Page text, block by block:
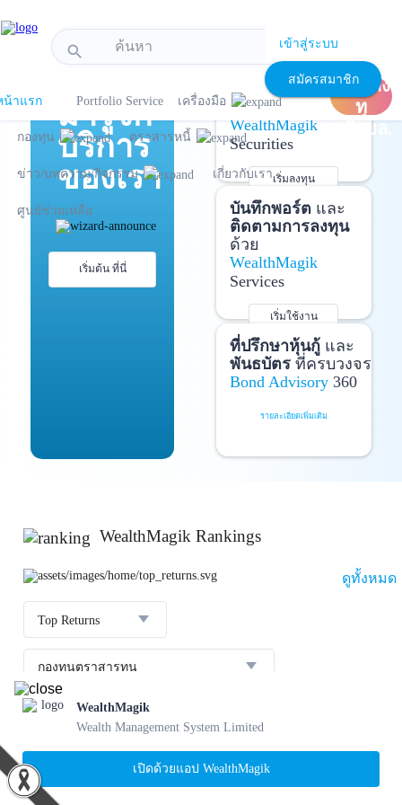
search เข้าสู่ระบบ
สมัครสมาชิก
น้าแรก
Portfolio Service เครื่องมือ
กองทุน ตราสารหนี้
ข่าว/บทความ/กิจกรรม เกี่ยวกับเรา
ศูนย์ช่วยเหลือ
เปิด
บัญชีลง
ทุ
นกับบล.
แนะนำ
มารู้จัก
บริการ
ของเรา
เริ่มต้น ที่นี่
เปิดบัญชี
และ
ลงทุนด้วยตัวเอง
ได้ที่
WealthMagik
Securities
เริ่มลงทุน
รายละเอียดเพิ่มเติม
บันทึกพอร์ตและ
ติดตามการลงทุน
ด้วย
WealthMagik
Services
เริ่มใช้งาน
รายละเอียดเพิ่มเติม
ที่ปรึกษาหุ้นกู้และ
พันธบัตรที่ครบวงจร
Bond Advisory360
รายละเอียดเพิ่มเติม
WealthMagik Rankings
ดูทั้งหมด
Top Returns
กองทุนตราสารทุน
กองทุน บลจ.
1
SCBBANKINGE
25.23 %
WealthMagik
Wealth Management System Limited
เปิดด้วยแอป WealthMagik